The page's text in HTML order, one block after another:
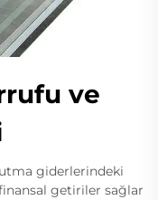
ve
giderlerindeki
getiriler sağlar